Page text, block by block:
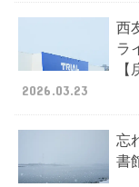
西
ラ
2026.03.23
忘
書